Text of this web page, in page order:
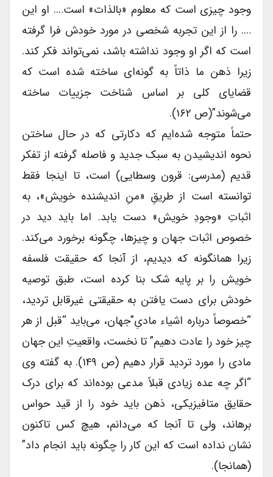
وجود چیزی است که معلوم «بالذات» است…. او این
…. را از این تجربه شخصی در مورد خودش فرا گرفته
است که اگر او وجود نداشته باشد، نمی‌تواند فکر کند.
زیرا ذهن ما ذاتاً به گونه‌ای ساخته شده است که
قضایای کلی بر اساس شناخت جزییات ساخته
می‌شوند”(ص ۱۶۲).
حتماً متوجه شده‌ایم که دکارتی که در حال ساختن
نحوه اندیشیدن به سبک جدید و فاصله گرفته از تفکر
قدیم (مدرسی: قرون وسطایی) است، تا اینجا فقط
توانسته است از طریقِ «منِ اندیشنده خویش»، به
اثباتِ «وجودِ خویش» دست‌ یابد. اما باید دید در
خصوص اثبات جهان و چیزها، چگونه برخورد می‌کند.
زیرا همانگونه که دیدیم، از آنجا که حقیقت فلسفه
خویش را بر پایه شک بنا کرده است، طبق توصیه
خودش برای دست یافتن به حقیقتی غیر‌قابل تردید،
“خصوصاً درباره اشیاء مادیِ”جهان، می‌باید “قبل از هر
چیز خود را عادت دهیم” تا نخست، واقعیتِ این جهان
مادی را مورد تردید قرار دهیم (ص ۱۴۹). به گفته وی
“اگر چه عده زیادی قبلاً مدعی بوده‌اند که برای درک
حقایق متافیزیکی، ذهن باید خود را از قید حواس
برهاند، ولی تا آنجا که می‌دانم، هیچ کس تاکنون
نشان نداده است که این کار را چگونه باید انجام داد”
(همانجا).